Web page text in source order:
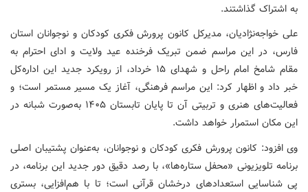
به اشتراک گذاشتند.
علی خواجه‌نژادیان، مدیرکل کانون پرورش فکری کودکان و نوجوانان استان
فارس، در این مراسم ضمن تبریک فرخنده عید ولایت و ادای احترام به
مقام شامخ امام راحل و شهدای ۱۵ خرداد، از رویکرد جدید این اداره‌کل
خبر داد و اظهار کرد: این مراسم فرهنگی، آغاز یک مسیر مستمر است؛ و
فعالیت‌های هنری و تربیتی آن تا پایان تابستان ۱۴۰۵ به‌صورت شبانه در
این مکان استمرار خواهد داشت.
وی افزود: کانون پرورش فکری کودکان و نوجوانان، به‌عنوان پشتیبان اصلی
برنامه تلویزیونی «محفل ستاره‌ها»، با رصد دقیق دور جدید این برنامه، در
پی شناسایی استعدادهای درخشان قرآنی است؛ تا با هم‌افزایی، بستری